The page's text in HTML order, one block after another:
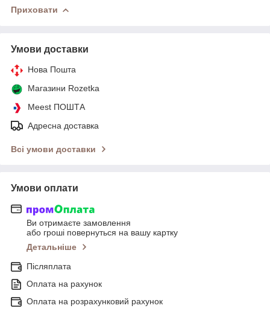
Приховати
Умови доставки
Нова Пошта
Магазини Rozetka
Meest ПОШТА
Адресна доставка
Всі умови доставки
Умови оплати
Ви отримаєте замовлення
або гроші повернуться на вашу картку
Детальніше
Післяплата
Оплата на рахунок
Оплата на розрахунковий рахунок